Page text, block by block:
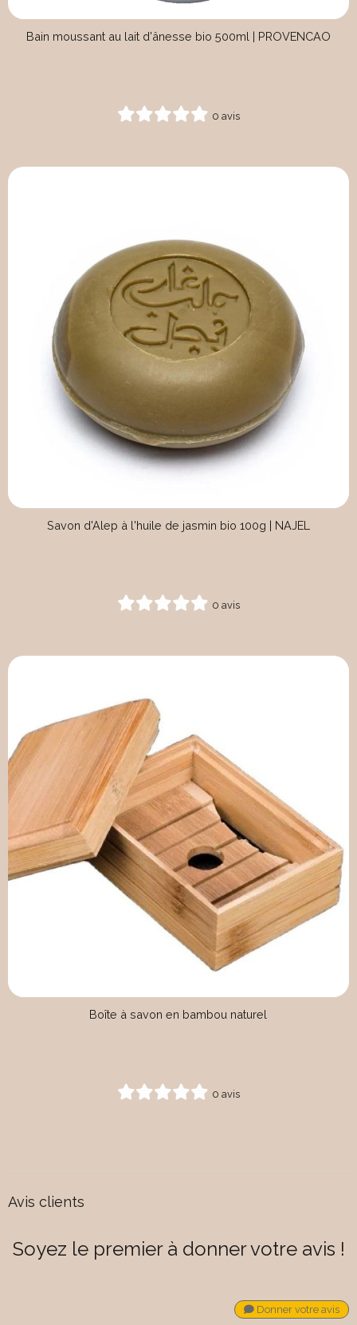
Bain moussant au lait d'ânesse bio 500ml | PROVENCAO
0 avis
Savon d'Alep à l'huile de jasmin bio 100g | NAJEL
0 avis
Boîte à savon en bambou naturel
0 avis
Avis clients
Soyez le premier à donner votre avis !
Donner votre avis